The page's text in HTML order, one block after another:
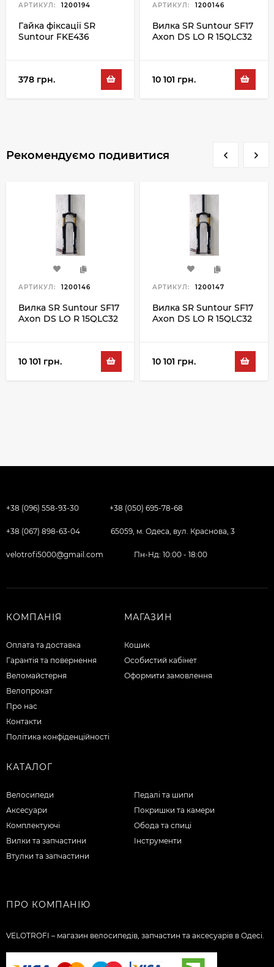
АРТИКУЛ: 1200194
Гайка фіксації SR
Suntour FKE436
378 грн.
АРТИКУЛ: 1200146
Вилка SR Suntour SF17
Axon DS LO R 15QLC32
10 101 грн.
Рекомендуємо подивитися
АРТИКУЛ: 1200146
Вилка SR Suntour SF17
Axon DS LO R 15QLC32
10 101 грн.
АРТИКУЛ: 1200147
Вилка SR Suntour SF17
Axon DS LO R 15QLC32
10 101 грн.
+38 (096) 558-93-30 +38 (050) 695-78-68
+38 (067) 898-63-04 65059, м. Одеса, вул. Краснова, 3
velotrofi5000@gmail.com Пн-Нд: 10:00 - 18:00
КОМПАНІЯ
Оплата та доставка
Гарантія та повернення
Веломайстерня
Велопрокат
Про нас
Контакти
Політика конфіденційності
МАГАЗИН
Кошик
Особистий кабінет
Оформити замовлення
КАТАЛОГ
Велосипеди
Аксесуари
Комплектуючі
Вилки та запчастини
Втулки та запчастини
Педалі та шипи
Покришки та камери
Обода та спиці
Інструменти
ПРО КОМПАНІЮ
VELOTROFI – магазин велосипедів, запчастин та аксесуарів в Одесі.